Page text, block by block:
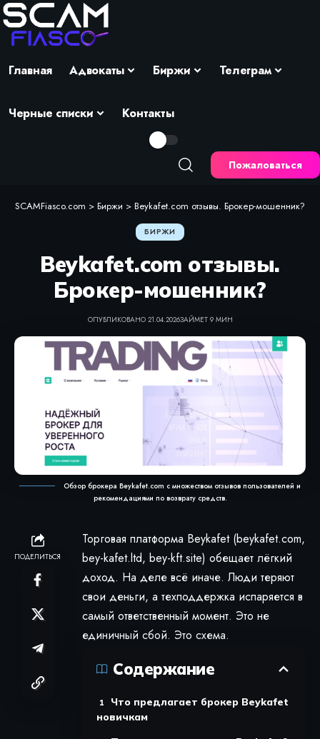
Главная Адвокаты Биржи Телеграм
Черные списки Контакты
Пожаловаться
SCAMFiasco.com > Биржи > Beykafet.com отзывы. Брокер-мошенник?
БИРЖИ
Beykafet.com отзывы.
Брокер-мошенник?
ОПУБЛИКОВАНО 21.04.2026ЗАЙМЕТ 9 МИН
Обзор брокера Beykafet.com с множеством отзывов пользователей и
рекомендациями по возврату средств.
ПОДЕЛИТЬСЯ
Торговая платформа Beykafet (beykafet.com,
bey-kafet.ltd, bey-kft.site) обещает лёгкий
доход. На деле всё иначе. Люди теряют
свои деньги, а техподдержка испаряется в
самый ответственный момент. Это не
единичный сбой. Это схема.
Содержание
Что предлагает брокер Beykafet
новичкам